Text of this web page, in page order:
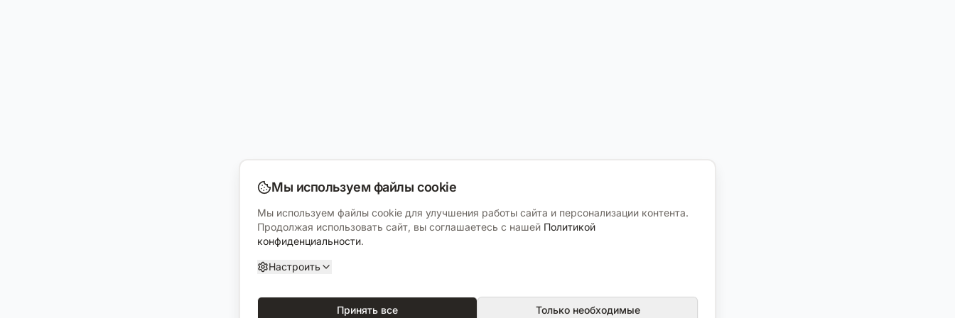
Мы используем файлы cookie
Мы используем файлы cookie для улучшения работы сайта и персонализации контента.
Продолжая использовать сайт, вы соглашаетесь с нашей Политикой
конфиденциальности.
Настроить
Принять все Только необходимые